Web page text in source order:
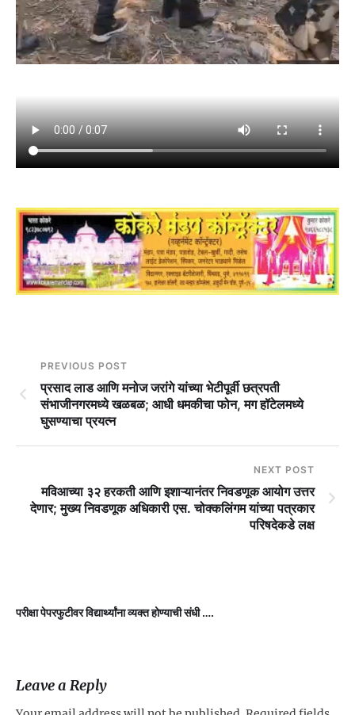
PREVIOUS POST
प्रसाद लाड आणि मनोज जरांगे यांच्या भेटीपूर्वी छत्रपती
संभाजीनगरमध्ये खळबळ; आधी धमकीचा फोन, मग हॉटेलमध्ये
घुसण्याचा प्रयत्न
NEXT POST
मविआच्या ३२ हरकती आणि इशाऱ्यानंतर निवडणूक आयोग उत्तर
देणार; मुख्य निवडणूक अधिकारी एस. चोक्कलिंगम यांच्या पत्रकार
परिषदेकडे लक्ष
परीक्षा पेपरफुटीवर विद्यार्थ्यांना व्यक्त होण्याची संधी ….
Leave a Reply